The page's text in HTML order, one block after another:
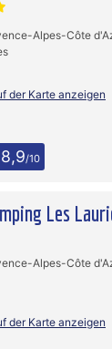
Alpes-Côte
der Karte anzeigen
8,9/10
Les
Alpes-Côte
der Karte anzeigen